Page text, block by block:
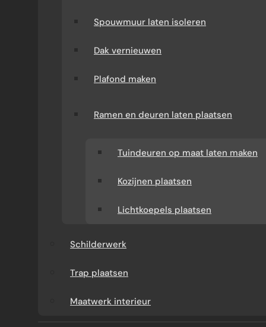
Spouwmuur laten isoleren
Dak vernieuwen
Plafond maken
Ramen en deuren laten plaatsen
Tuindeuren op maat laten maken
Kozijnen plaatsen
Lichtkoepels plaatsen
Schilderwerk
Trap plaatsen
Maatwerk interieur
WAT KUNT U VAN ONS
VERWACHTEN?
Verbouw-Gigant is een ervaren specialist in
verbouwingen en renovaties door heel
traject: van advies en offerte tot uitvoering.
Tijdens het gehele project heeft u één vast